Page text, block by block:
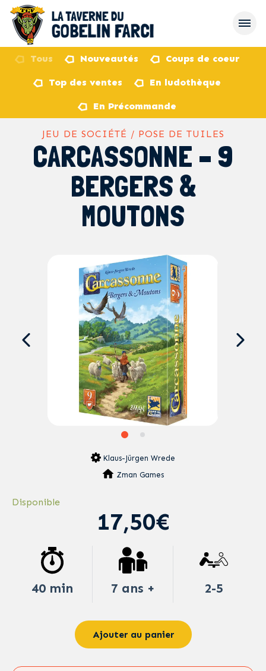
Tous Nouveautés Coups de coeur
Top des ventes En ludothèque
En Précommande
JEU DE SOCIÉTÉ / POSE DE TUILES
CARCASSONNE – 9
BERGERS &
MOUTONS
Klaus-Jürgen Wrede
Zman Games
Disponible
17,50€
40 min 7 ans + 2-5
Ajouter au panier